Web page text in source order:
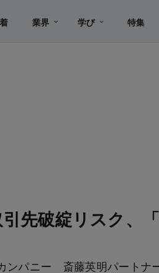
業界 学び 特集
先破綻リスク、
ンパニー 斎藤英明パートナ